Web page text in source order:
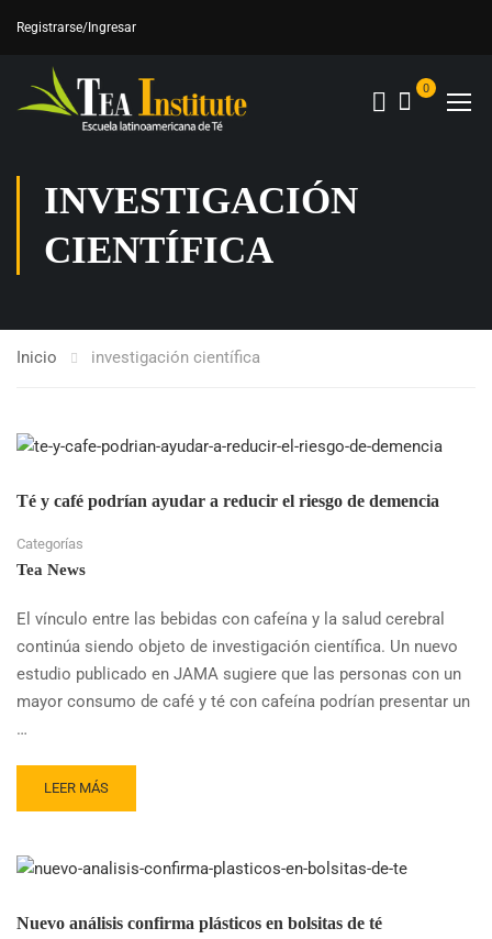
Registrarse/Ingresar
0
INVESTIGACIÓN
CIENTÍFICA
Inicio investigación científica
Té y café podrían ayudar a reducir el riesgo de demencia
Categorías
Tea News
El vínculo entre las bebidas con cafeína y la salud cerebral
continúa siendo objeto de investigación científica. Un nuevo
estudio publicado en JAMA sugiere que las personas con un
mayor consumo de café y té con cafeína podrían presentar un
…
READ
MORE
Y
PODRÍAN
LEER MÁS
Nuevo análisis confirma plásticos en bolsitas de té